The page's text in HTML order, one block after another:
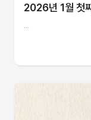
2026년 1월 첫